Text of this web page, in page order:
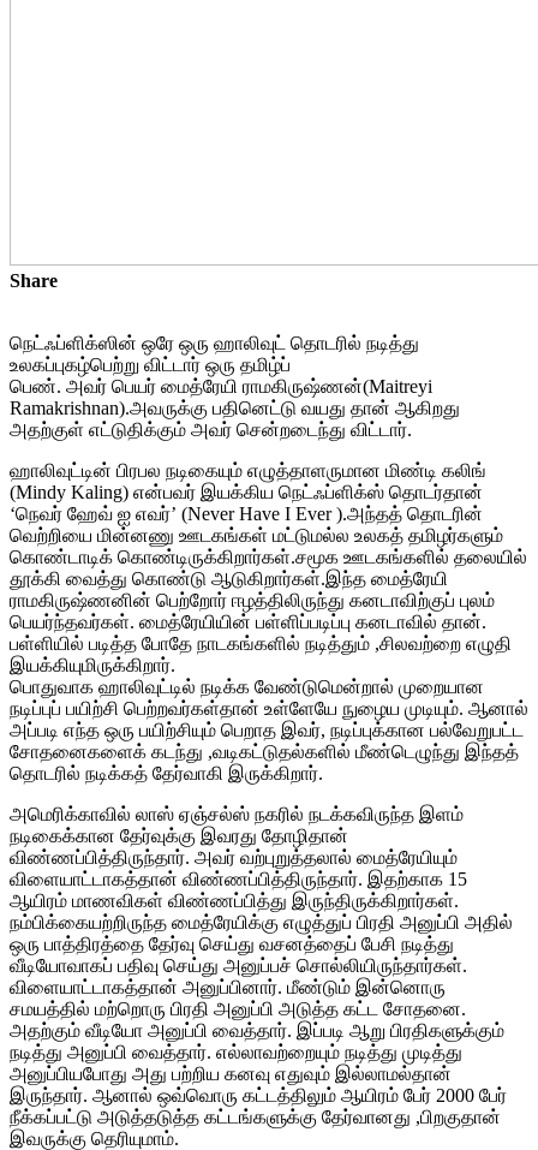
Share
நெட்ஃப்ளிக்ஸின் ஒரே ஒரு ஹாலிவுட் தொடரில் நடித்து
உலகப்புகழ்பெற்று விட்டார் ஒரு தமிழ்ப்
பெண். அவர் பெயர் மைத்ரேயி ராமகிருஷ்ணன்(Maitreyi
Ramakrishnan).அவருக்கு பதினெட்டு வயது தான் ஆகிறது
அதற்குள் எட்டுதிக்கும் அவர் சென்றடைந்து விட்டார்.
ஹாலிவுட்டின் பிரபல நடிகையும் எழுத்தாளருமான மிண்டி கலிங்
(Mindy Kaling) என்பவர் இயக்கிய நெட்ஃப்ளிக்ஸ் தொடர்தான்
‘நெவர் ஹேவ் ஐ எவர்’ (Never Have I Ever ).அந்தத் தொடரின்
வெற்றியை மின்னணு ஊடகங்கள் மட்டுமல்ல உலகத் தமிழர்களும்
கொண்டாடிக் கொண்டிருக்கிறார்கள்.சமூக ஊடகங்களில் தலையில்
தூக்கி வைத்து கொண்டு ஆடுகிறார்கள்.இந்த மைத்ரேயி
ராமகிருஷ்ணனின் பெற்றோர் ஈழத்திலிருந்து கனடாவிற்குப் புலம்
பெயர்ந்தவர்கள். மைத்ரேயியின் பள்ளிப்படிப்பு கனடாவில் தான்.
பள்ளியில் படித்த போதே நாடகங்களில் நடித்தும் ,சிலவற்றை எழுதி
இயக்கியுமிருக்கிறார்.
பொதுவாக ஹாலிவுட்டில் நடிக்க வேண்டுமென்றால் முறையான
நடிப்புப் பயிற்சி பெற்றவர்கள்தான் உள்ளேயே நுழைய முடியும். ஆனால்
அப்படி எந்த ஒரு பயிற்சியும் பெறாத இவர், நடிப்புக்கான பல்வேறுபட்ட
சோதனைகளைக் கடந்து ,வடிகட்டுதல்களில் மீண்டெழுந்து இந்தத்
தொடரில் நடிக்கத் தேர்வாகி இருக்கிறார்.
அமெரிக்காவில் லாஸ் ஏஞ்சல்ஸ் நகரில் நடக்கவிருந்த இளம்
நடிகைக்கான தேர்வுக்கு இவரது தோழிதான்
விண்ணப்பித்திருந்தார். அவர் வற்புறுத்தலால் மைத்ரேயியும்
விளையாட்டாகத்தான் விண்ணப்பித்திருந்தார். இதற்காக 15
ஆயிரம் மாணவிகள் விண்ணப்பித்து இருந்திருக்கிறார்கள்.
நம்பிக்கையற்றிருந்த மைத்ரேயிக்கு எழுத்துப் பிரதி அனுப்பி அதில்
ஒரு பாத்திரத்தை தேர்வு செய்து வசனத்தைப் பேசி நடித்து
வீடியோவாகப் பதிவு செய்து அனுப்பச் சொல்லியிருந்தார்கள்.
விளையாட்டாகத்தான் அனுப்பினார். மீண்டும் இன்னொரு
சமயத்தில் மற்றொரு பிரதி அனுப்பி அடுத்த கட்ட சோதனை.
அதற்கும் வீடியோ அனுப்பி வைத்தார். இப்படி ஆறு பிரதிகளுக்கும்
நடித்து அனுப்பி வைத்தார். எல்லாவற்றையும் நடித்து முடித்து
அனுப்பியபோது அது பற்றிய கனவு எதுவும் இல்லாமல்தான்
இருந்தார். ஆனால் ஒவ்வொரு கட்டத்திலும் ஆயிரம் பேர் 2000 பேர்
நீக்கப்பட்டு அடுத்தடுத்த கட்டங்களுக்கு தேர்வானது ,பிறகுதான்
இவருக்கு தெரியுமாம்.